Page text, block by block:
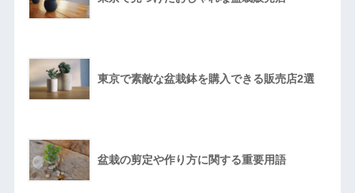
東京で素敵な盆栽鉢を購入できる販売店2選
盆栽の剪定や作り方に関する重要用語